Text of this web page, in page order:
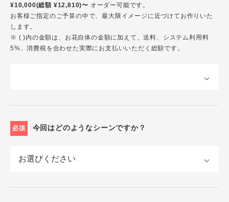
¥10,000(総額 ¥12,810)〜 オーダー可能です。
お客様ご指定のご予算の中で、最大限イメージに近づけてお作りいた
します。
※ ( )内の金額は、お花自体の金額に加えて、送料、システム利用料
5%、消費税を合わせた実際にお支払いいただく総額です。
必須 今回はどのようなシーンですか？